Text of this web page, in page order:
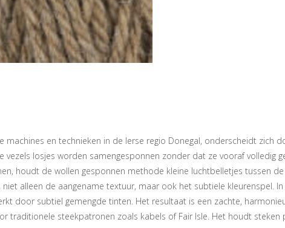
en technieken in de Ierse regio Donegal, onderscheidt zich
losjes worden samengesponnen zonder dat ze vooraf volledig
houdt de wollen gesponnen methode kleine luchtbelletjes tussen
alleen de aangename textuur, maar ook het subtiele kleurenspel.
door subtiel gemengde tinten. Het resultaat is een zachte,
traditionele steekpatronen zoals kabels of Fair Isle. Het houdt